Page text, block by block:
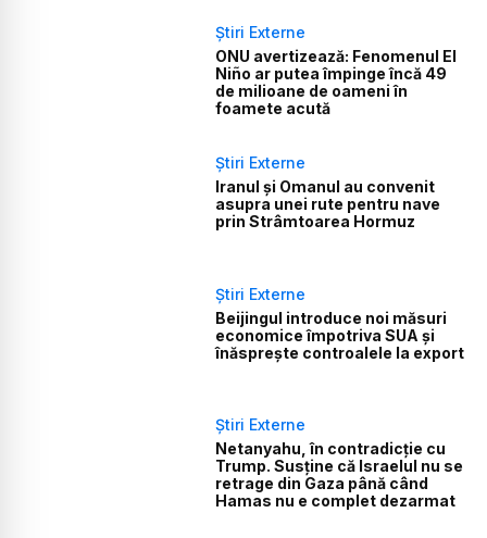
Știri Externe
ONU avertizează: Fenomenul El
Niño ar putea împinge încă 49
de milioane de oameni în
foamete acută
Știri Externe
Iranul și Omanul au convenit
asupra unei rute pentru nave
prin Strâmtoarea Hormuz
Știri Externe
Beijingul introduce noi măsuri
economice împotriva SUA și
înăsprește controalele la export
Știri Externe
Netanyahu, în contradicție cu
Trump. Susține că Israelul nu se
retrage din Gaza până când
Hamas nu e complet dezarmat